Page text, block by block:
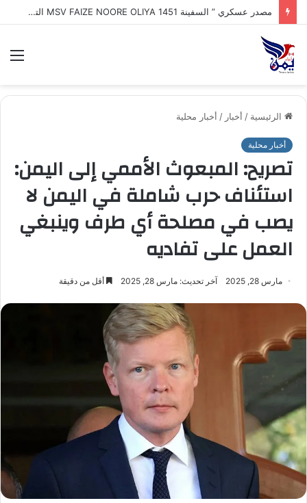
طهران : إيران تكشف اقتراب إعلان تفاهم تاريخي مع سلطنة عُمان بشأن تنظيم الملاحة في مضيق هرمز
الرئيسية / أخبار / أخبار محلية
أخبار محلية
تصريح: المبعوث الأممي إلى اليمن:
استئناف حرب شاملة في اليمن لا
يصب في مصلحة أي طرف وينبغي
العمل على تفاديه
مارس 28, 2025 آخر تحديث: مارس 28, 2025 أقل من دقيقة